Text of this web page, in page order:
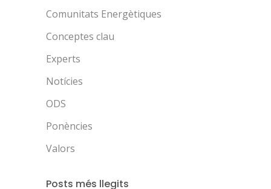
o
Comunitats Energètiques
Conceptes clau
Experts
Notícies
ODS
Ponències
Valors
Posts més llegits